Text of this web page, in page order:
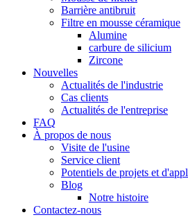
Barrière antibruit
Filtre en mousse céramique
Alumine
carbure de silicium
Zircone
Nouvelles
Actualités de l'industrie
Cas clients
Actualités de l'entreprise
FAQ
À propos de nous
Visite de l'usine
Service client
Potentiels de projets et
Blog
Notre histoire
Contactez-nous